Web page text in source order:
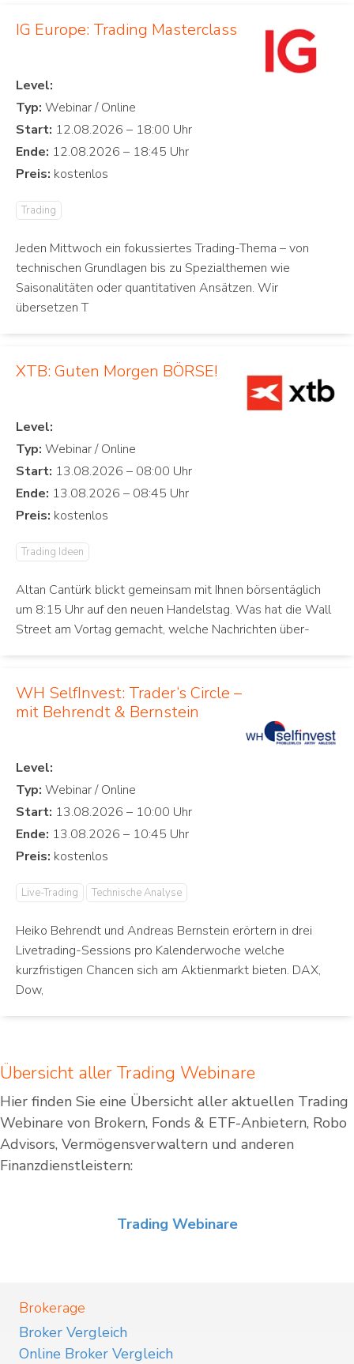
IG Europe: Trading Masterclass
Level:
Typ:
Start:
Ende:
Preis:
Trading
Jeden Mittwoch ein fokussiertes Trading-Thema – von
technischen Grundlagen bis zu Spezialthemen wie
Saisonalitäten oder quantitativen Ansätzen. Wir
übersetzen T
XTB: Guten Morgen BÖRSE!
Level:
Typ:
Start:
Ende:
Preis:
Trading Ideen
Altan Cantürk blickt gemeinsam mit Ihnen börsentäglich
um 8:15 Uhr auf den neuen Handelstag. Was hat die Wall
Street am Vortag gemacht, welche Nachrichten über-
WH SelfInvest: Trader‘s Circle –
mit Behrendt & Bernstein
Level:
Typ:
Start:
Ende:
Preis:
Live-Trading Technische Analyse
Heiko Behrendt und Andreas Bernstein erörtern in drei
Livetrading-Sessions pro Kalenderwoche welche
kurzfristigen Chancen sich am Aktienmarkt bieten. DAX,
Dow,
Übersicht aller Trading Webinare
Hier finden Sie eine Übersicht aller aktuellen Trading
Webinare von Brokern, Fonds & ETF-Anbietern, Robo
Advisors, Vermögensverwaltern und anderen
Finanzdienstleistern:
Trading Webinare
Brokerage
Broker Vergleich
Online Broker Vergleich